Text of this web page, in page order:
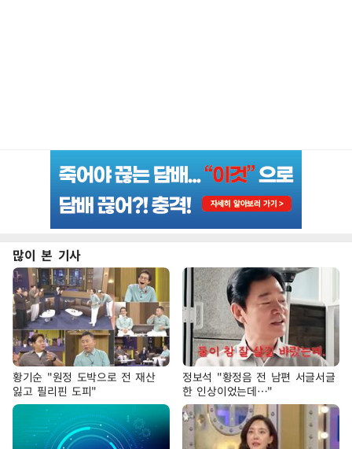
많이 본 기사
황기순 "원정 도박으로 전 재산
잃고 필리핀 도피"
정보석 "황정음 전 남편 서글서글
한 인상이었는데…"